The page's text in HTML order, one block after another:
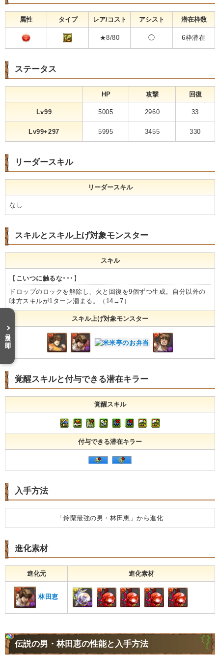
属性 タイプ レア/コスト アシスト 潜在枠数
★8/80 ◯ 6枠潜在
ステータス
HP 攻撃 回復
Lv99 5005 2960 33
Lv99+297 5995 3455 330
リーダースキル
リーダースキル
なし
スキルとスキル上げ対象モンスター
スキル
【 こいつに触るな･･･ 】
ドロップのロックを解除し、火と回復を9個ずつ生成。自分以外の
味方スキルが1ターン溜まる。（14→7）
スキル上げ対象モンスター
覚醒スキルと付与できる潜在キラー
覚醒スキル
付与できる潜在キラー
入手方法
「鈴蘭最強の男・林田恵」から進化
進化素材
進化元 進化素材
林田恵
伝説の男・林田恵の性能と入手方法
目次を開く